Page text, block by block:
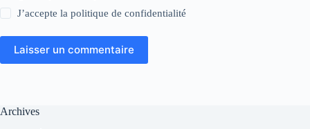
J’accepte lapolitique de confidentialité
Laisser un commentaire
Archives